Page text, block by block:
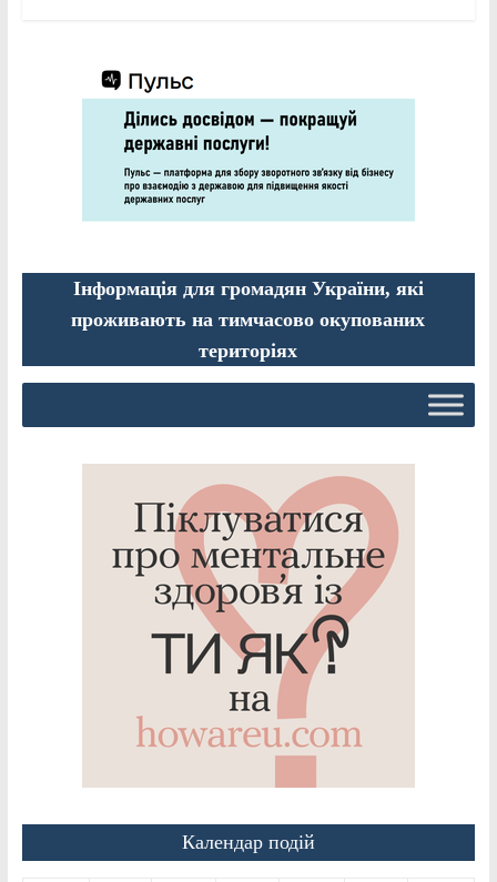
Інформація для громадян України, які
проживають на тимчасово окупованих
територіях
Календар подій